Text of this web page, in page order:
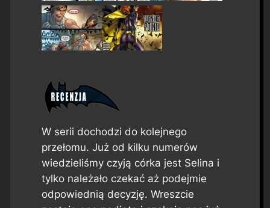
W serii dochodzi do kolejnego
przełomu. Już od kilku numerów
wiedzieliśmy czyją córka jest Selina i
tylko należało czekać aż podejmie
odpowiednią decyzję. Wreszcie